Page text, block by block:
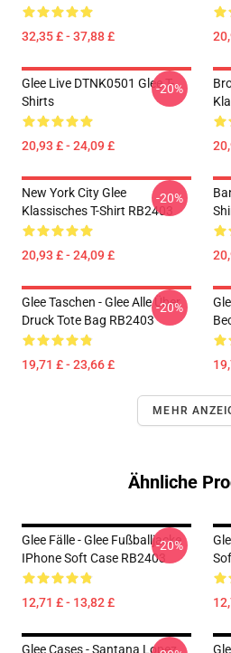
32,35 £ - 37,88 £
Glee Live DTNK0501 Glee T-
Shirts
20,93 £ - 24,09 £
-20%
New York City Glee
Klassisches T-Shirt RB2403
20,93 £ - 24,09 £
-20%
Glee Taschen - Glee Alle Über
Druck Tote Bag RB2403
19,71 £ - 23,66 £
-20%
MEHR
Ähnliche
Glee Fälle - Glee Fußballjacke
IPhone Soft Case RB2403
12,71 £ - 13,82 £
-20%
Glee Cases - Santana Lopez